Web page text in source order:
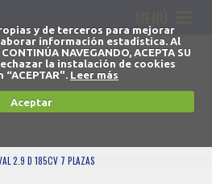
y de terceros para mejorar
información estadística. Al
NAVEGANDO, ACEPTA SU
la instalación de cookies
“ACEPTAR". Leer más
Aceptar
2.9 D 185CV 7 PLAZAS